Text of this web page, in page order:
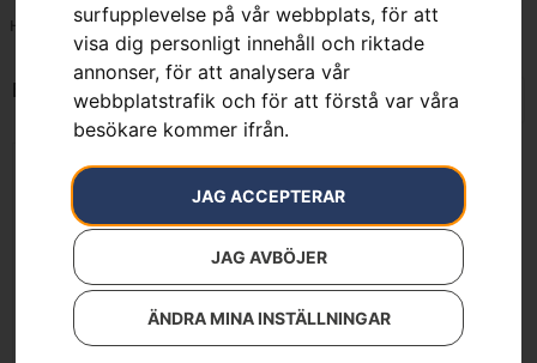
surfupplevelse på vår webbplats, för att
visa dig personligt innehåll och riktade
annonser, för att analysera vår
webbplatstrafik och för att förstå var våra
besökare kommer ifrån.
JAG ACCEPTERAR
JAG AVBÖJER
ÄNDRA MINA INSTÄLLNINGAR
Hem 7392930746770
Endast ett sökresultat
HUSQVARNA 215iL med
batteri och laddare